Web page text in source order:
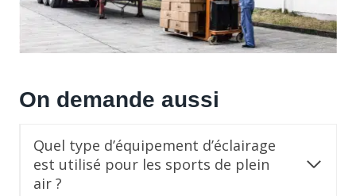
On demande aussi
Quel type d’équipement d’éclairage
est utilisé pour les sports de plein
air ?